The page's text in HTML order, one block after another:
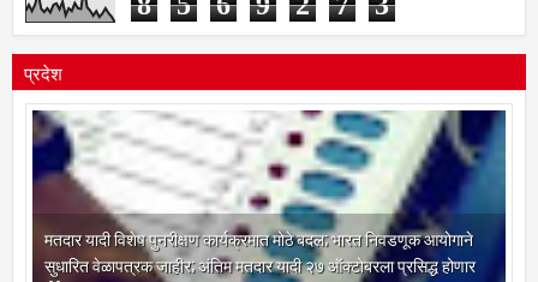
8 5 6 9 2 7 3
प्रदेश
मतदार यादी विशेष पुनरीक्षण कार्यक्रमात मोठे बदल; भारत निवडणूक आयोगाने